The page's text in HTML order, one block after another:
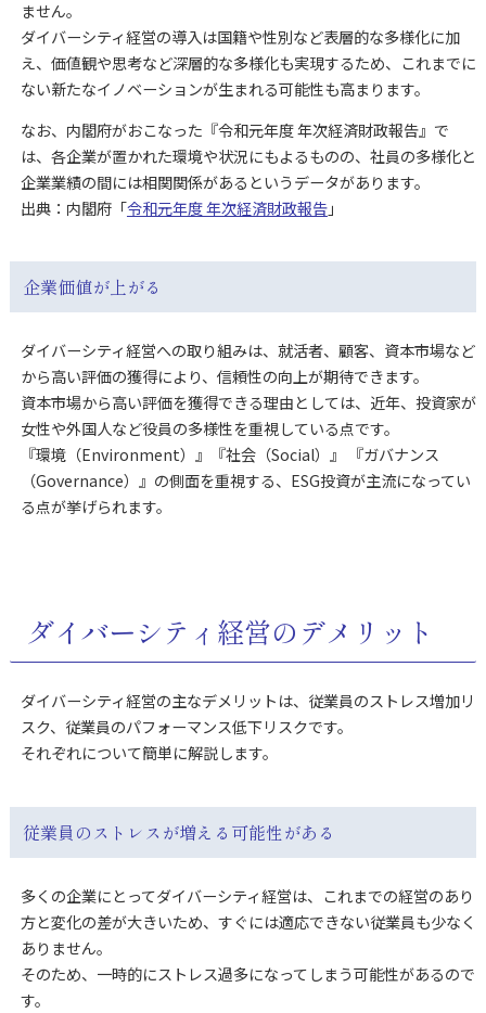
ません。
ダイバーシティ経営の導入は国籍や性別など表層的な多様化に加
え、価値観や思考など深層的な多様化も実現するため、これまでに
ない新たなイノベーションが生まれる可能性も高まります。
なお、内閣府がおこなった『令和元年度 年次経済財政報告』で
は、各企業が置かれた環境や状況にもよるものの、社員の多様化と
企業業績の間には相関関係があるというデータがあります。
出典：内閣府「令和元年度 年次経済財政報告」
企業価値が上がる
ダイバーシティ経営への取り組みは、就活者、顧客、資本市場など
から高い評価の獲得により、信頼性の向上が期待できます。
資本市場から高い評価を獲得できる理由としては、近年、投資家が
女性や外国人など役員の多様性を重視している点です。
『環境（Environment）』『社会（Social）』 『ガバナンス
（Governance）』の側面を重視する、ESG投資が主流になってい
る点が挙げられます。
ダイバーシティ経営のデメリット
ダイバーシティ経営の主なデメリットは、従業員のストレス増加リ
スク、従業員のパフォーマンス低下リスクです。
それぞれについて簡単に解説します。
従業員のストレスが増える可能性がある
多くの企業にとってダイバーシティ経営は、これまでの経営のあり
方と変化の差が大きいため、すぐには適応できない従業員も少なく
ありません。
そのため、一時的にストレス過多になってしまう可能性があるので
す。